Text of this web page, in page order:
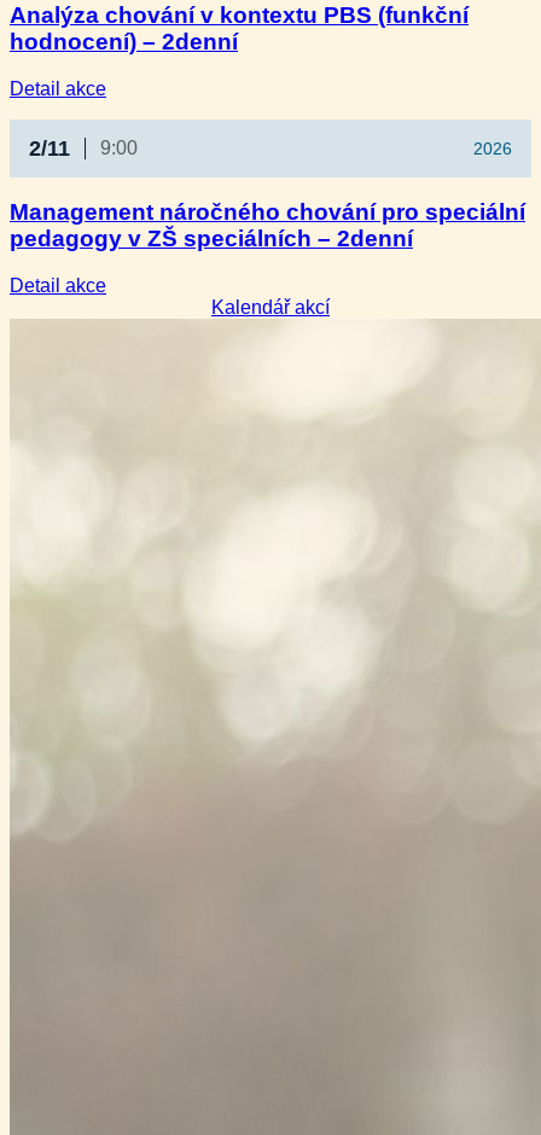
–
3denní
Analýza chování v kontextu PBS (funkční
hodnocení) – 2denní
Detail akce:
v kontextu
PBS
hodnocení)
–
2/11 2026
9:00
Management náročného chování pro speciální
pedagogy v ZŠ speciálních – 2denní
Detail akce:
ManagementKalendář akcí